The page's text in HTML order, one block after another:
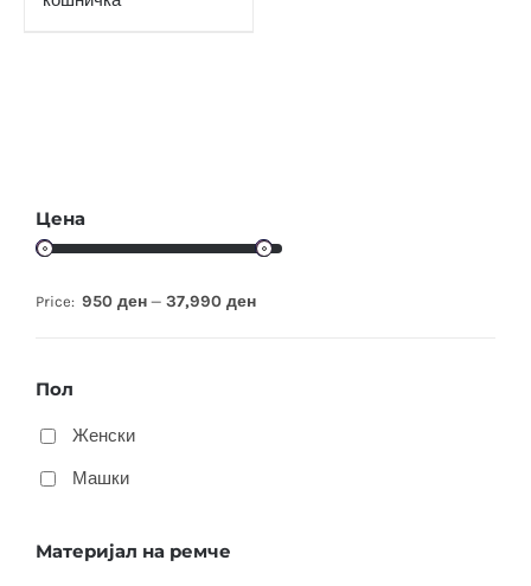
Цена
Price: 950 ден — 37,990 ден
Пол
Женски
Машки
Материјал на ремче